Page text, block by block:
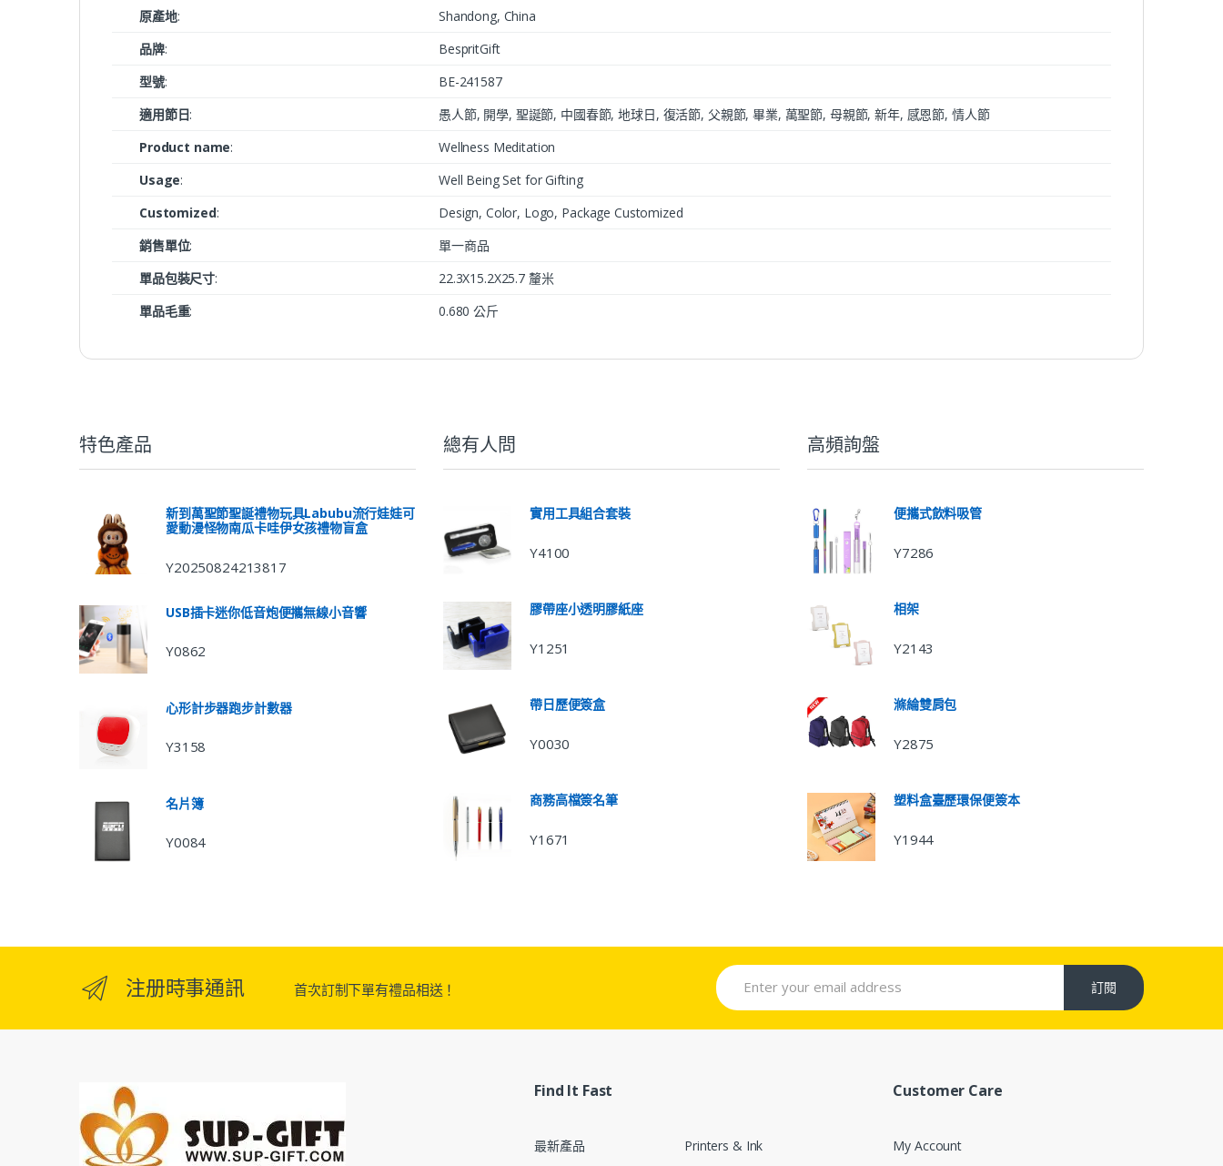
原產地:
Shandong, China
品牌:
BespritGift
型號:
BE-241587
適用節日:
愚人節, 開學, 聖誕節, 中國春節, 地球日, 復活節, 父親節, 畢業, 萬聖節, 母親節, 新年, 感恩節, 情人節
Product name:
Wellness Meditation
Usage:
Well Being Set for Gifting
Customized:
Design, Color, Logo, Package Customized
銷售單位:
單一商品
單品包裝尺寸:
22.3X15.2X25.7 釐米
單品毛重: 0.680 公斤
特色產品
新到萬聖節聖誕禮物玩具Labubu流行娃娃可
愛動漫怪物南瓜卡哇伊女孩禮物盲盒
Y20250824213817
USB插卡迷你低音炮便攜無線小音響
Y0862
心形計步器跑步計數器
Y3158
名片簿
Y0084
總有人問
實用工具組合套裝
Y4100
膠帶座小透明膠紙座
Y1251
帶日歷便簽盒
Y0030
商務高檔簽名筆
Y1671
高頻詢盤
便攜式飲料吸管
Y7286
相架
Y2143
滌綸雙肩包
Y2875
塑料盒臺歷環保便簽本
Y1944
注册時事通訊 首次訂制下單有禮品相送！ 訂閱
Find It Fast
最新產品 Printers & Ink
Customer Care
My Account